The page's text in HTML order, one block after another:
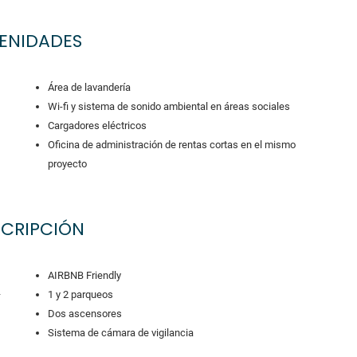
Área de lavandería
Wi-fi y sistema de sonido ambiental en áreas sociales
Cargadores eléctricos
Oficina de administración de rentas cortas en el mismo
proyecto
AIRBNB Friendly
1 y 2 parqueos
Dos ascensores
Sistema de cámara de vigilancia